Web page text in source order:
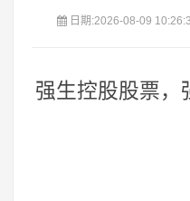
日期:2026-08-09
强生控股股票，